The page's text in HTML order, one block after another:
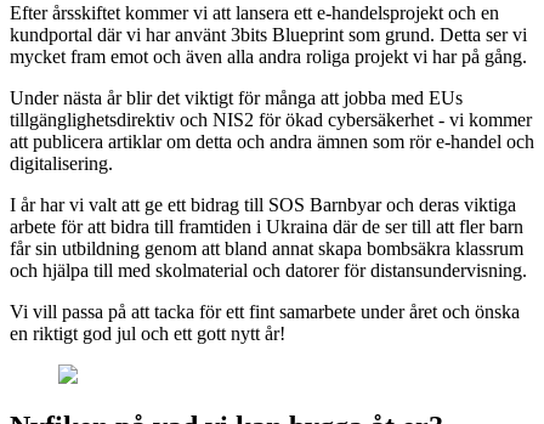
Efter årsskiftet kommer vi att lansera ett e-handelsprojekt och en
kundportal där vi har använt 3bits Blueprint som grund. Detta ser vi
mycket fram emot och även alla andra roliga projekt vi har på gång.
Under nästa år blir det viktigt för många att jobba med EUs
tillgänglighetsdirektiv och NIS2 för ökad cybersäkerhet - vi kommer
att publicera artiklar om detta och andra ämnen som rör e-handel och
digitalisering.
I år har vi valt att ge ett bidrag till SOS Barnbyar och deras viktiga
arbete för att bidra till framtiden i Ukraina där de ser till att fler barn
får sin utbildning genom att bland annat skapa bombsäkra klassrum
och hjälpa till med skolmaterial och datorer för distansundervisning.
Vi vill passa på att tacka för ett fint samarbete under året och önska
en riktigt god jul och ett gott nytt år!